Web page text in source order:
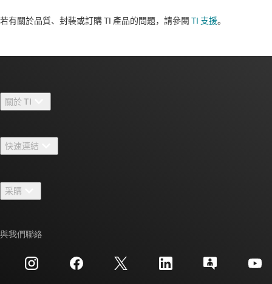
若有關於品質、封裝或訂購 TI 產品的問題，請參閱 TI 支援。​​​​​​​​​​​​​​
關於 TI
人才招募
新聞室
活動
投資人關系
快速連結
TI E2E™ 設計支援論壇
交互參考搜索
客戶支援中心
采購
與我們聯絡